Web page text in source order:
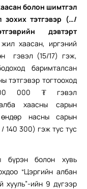
болон шимтгэл
тэтгэвэр (…/
дэвтэрт
хаасан, иргэний
гэвэл (15/17) гэж,
баримталсан
тэтгэвэр тогтооход
000 ₮ гэвэл
хаасны сарын
насны сарын
140 300) гэж тус тус
болон хувь
“Цэргийн албан
хууль”-ийн 9 дүгээр